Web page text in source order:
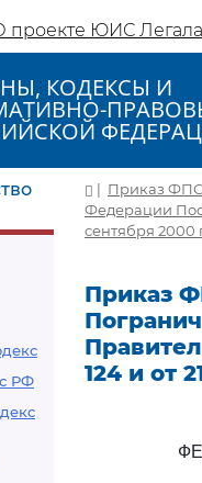
проекте ЮИС
КОДЕКСЫ И
РФ
| Приказ ФПС
Федерации
сентября 2000
Приказ
124 и от